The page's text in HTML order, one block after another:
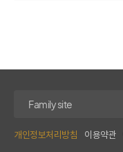
개인정보처리방침 이용약관